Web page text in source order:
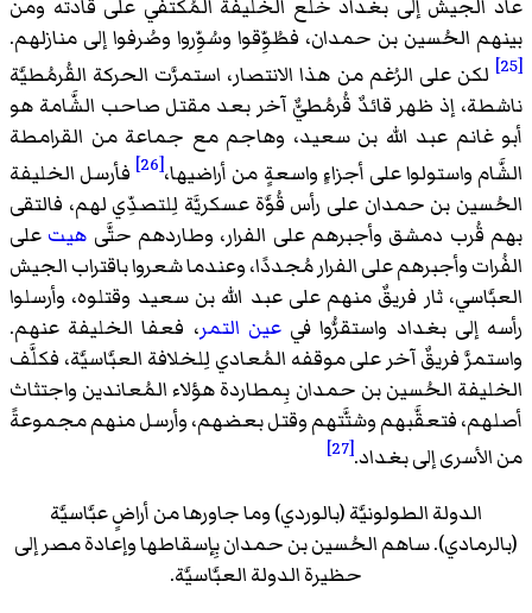
عاد الجيش إلى بغداد خلع الخليفة المُكتفي على قادته ومن
بينهم الحُسين بن حمدان، فطُوِّقوا وسُوِّروا وصُرفوا إلى منازلهم.
[25]
لكن على الرُغم من هذا الانتصار، استمرَّت الحركة القُرمُطيَّة
ناشطة، إذ ظهر قائدٌ قُرمُطيٌّ آخر بعد مقتل صاحب الشَّامة هو
أبو غانم عبد الله بن سعيد، وهاجم مع جماعة من القرامطة
الشَّام واستولوا على أجزاءٍ واسعةٍ من أراضيها،[26]
فأرسل الخليفة
الحُسين بن حمدان على رأس قُوَّة عسكريَّة لِلتصدِّي لهم، فالتقى
بهم قُرب دمشق وأجبرهم على الفرار، وطاردهم حتَّى هيت على
الفُرات وأجبرهم على الفرار مُجددًا، وعندما شعروا باقتراب الجيش
العبَّاسي، ثار فريقٌ منهم على عبد الله بن سعيد وقتلوه، وأرسلوا
رأسه إلى بغداد واستقرُّوا فيعين التمر، فعفا الخليفة عنهم.
واستمرَّ فريقٌ آخر على موقفه المُعادي لِلخلافة العبَّاسيَّة، فكلَّف
الخليفة الحُسين بن حمدان بِمطاردة هؤلاء المُعاندين واجتثاث
أصلهم، فتعقَّبهم وشتَّتهم وقتل بعضهم، وأرسل منهم مجموعةً
من الأسرى إلى بغداد.[27]
الدولة الطولونيَّة (بالوردي) وما جاورها من أراضٍ عبَّاسيَّة
(بالرمادي). ساهم الحُسين بن حمدان بِإسقاطها وإعادة مصر إلى
حظيرة الدولة العبَّاسيَّة.